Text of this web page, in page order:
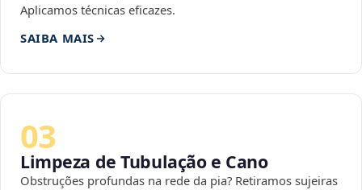
Aplicamos técnicas eficazes.
SAIBA MAIS
03
Limpeza de Tubulação e Cano
Obstruções profundas na rede da pia? Retiramos sujeiras